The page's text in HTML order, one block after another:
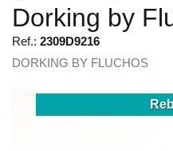
Dorking by
Ref.: 2309D9216
DORKING BY FLUCHOS